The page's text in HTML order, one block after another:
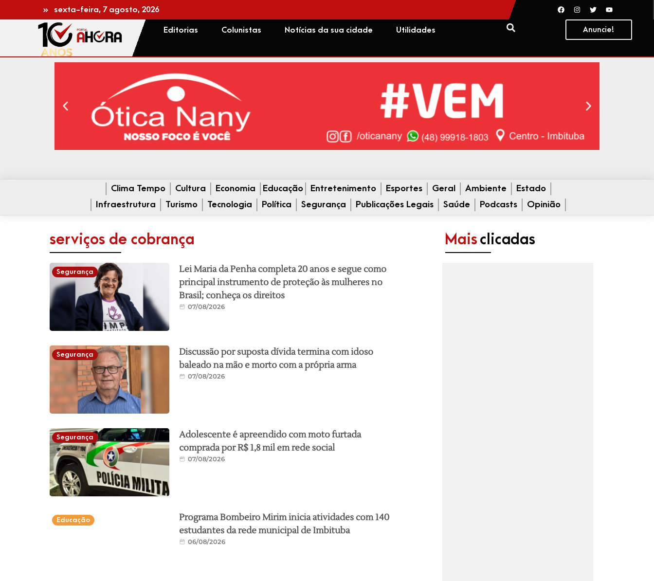
sexta-feira, 7 agosto, 2026
Editorias Colunistas Notícias da sua cidade Utilidades Anuncie!
Clima Tempo Cultura Economia Educação Entretenimento Esportes Geral Ambiente
Estado
Infraestrutura
Turismo Tecnologia Política Segurança Publicações Legais Saúde Podcasts Opinião
serviços de cobrança
Segurança
Lei Maria da Penha completa 20 anos e segue como
principal instrumento de proteção às mulheres no
Brasil; conheça os direitos
07/08/2026
Segurança
Discussão por suposta dívida termina com idoso
baleado na mão e morto com a própria arma
07/08/2026
Segurança
Adolescente é apreendido com moto furtada
comprada por R$ 1,8 mil em rede social
07/08/2026
Educação
Programa Bombeiro Mirim inicia atividades com 140
estudantes da rede municipal de Imbituba
06/08/2026
Mais clicadas